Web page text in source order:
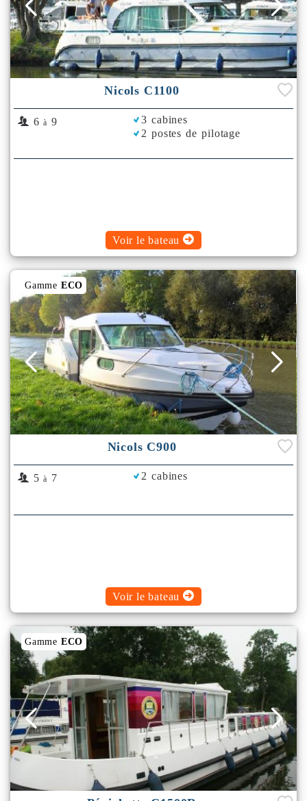
Nicols C1100
6 à 9
3 cabines
2 postes de pilotage
Voir le bateau
Gamme ECO
Nicols C900
5 à 7 2 cabines
Voir le bateau
Gamme ECO